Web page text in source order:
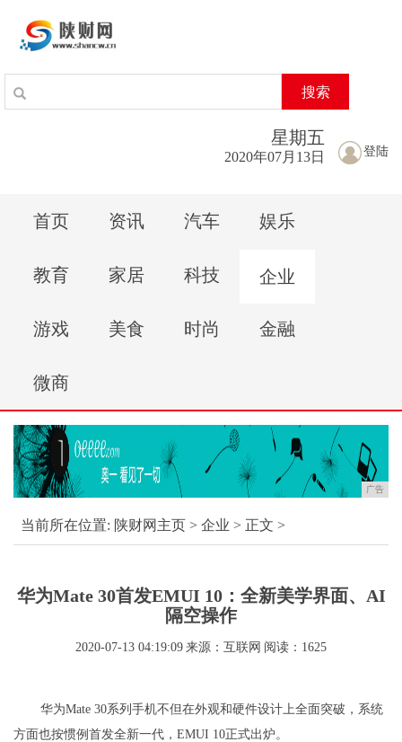
搜索
登陆
星期五
2020年07月13日
首页 资讯 汽车 娱乐
教育 家居 科技 企业
游戏 美食 时尚 金融
微商
广告
当前所在位置: 陕财网主页 > 企业 > 正文 >
华为Mate 30首发EMUI 10：全新美学界面、AI
隔空操作
2020-07-13 04:19:09 来源：互联网 阅读：1625
华为Mate 30系列手机不但在外观和硬件设计上全面突破，系统
方面也按惯例首发全新一代，EMUI 10正式出炉。